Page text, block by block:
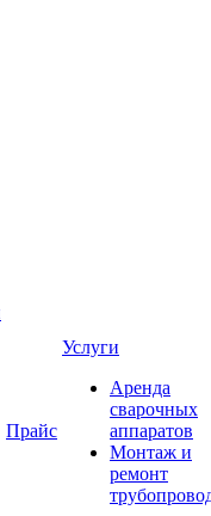
Прайс
Услуги
Аренда
сварочных
аппаратов
Монтаж и
ремонт